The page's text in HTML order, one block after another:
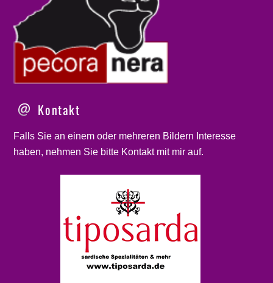
Kontakt
Falls Sie an einem oder mehreren Bildern Interesse
haben, nehmen Sie bitte Kontaktmit mir auf.